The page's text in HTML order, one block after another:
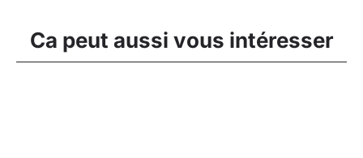
Ca peut aussi vous intéresser